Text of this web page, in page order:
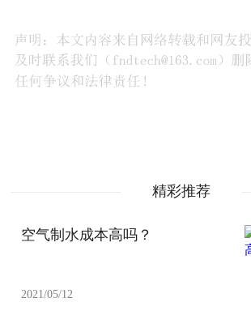
精彩推荐
空气制水成本高吗？
2021/05/12